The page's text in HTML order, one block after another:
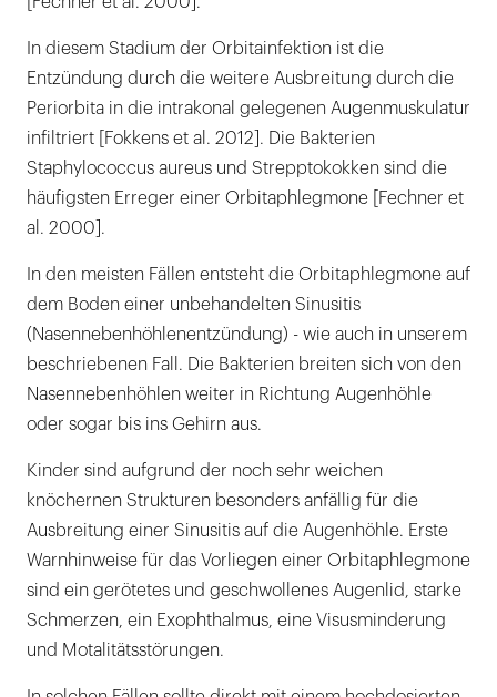
In diesem Stadium der Orbitainfektion ist die
Entzündung durch die weitere Ausbreitung durch die
Periorbita in die intrakonal gelegenen Augenmuskulatur
infiltriert [Fokkens et al. 2012]. Die Bakterien
Staphylococcus aureus und Strepptokokken sind die
häufigsten Erreger einer Orbitaphlegmone [Fechner et
al. 2000].
In den meisten Fällen entsteht die Orbitaphlegmone auf
dem Boden einer unbehandelten Sinusitis
(Nasennebenhöhlenentzündung) - wie auch in unserem
beschriebenen Fall. Die Bakterien breiten sich von den
Nasennebenhöhlen weiter in Richtung Augenhöhle
oder sogar bis ins Gehirn aus.
Kinder sind aufgrund der noch sehr weichen
knöchernen Strukturen besonders anfällig für die
Ausbreitung einer Sinusitis auf die Augenhöhle. Erste
Warnhinweise für das Vorliegen einer Orbitaphlegmone
sind ein gerötetes und geschwollenes Augenlid, starke
Schmerzen, ein Exophthalmus, eine Visusminderung
und Motalitätsstörungen.